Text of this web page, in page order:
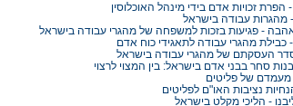
- הפרת זכויות אדם בידי מינהל האוכלוסין
עבודה בישראל
- פגיעות בזכות למשפחה של מהגרי עבודה בישראל
כבילת מהגרי עבודה לתאגידי כוח אדם
העסקתם של מהגרי עבודה בישראל
סחר בבני אדם בישראל: בין המצוי לרצוי
של פליטים
נציבות האו"ם לפליטים
- הליכי מקלט בישראל